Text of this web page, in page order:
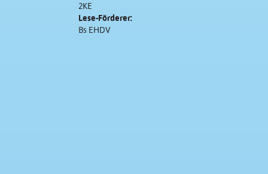
2KE
Lese-Förderer:
Bs EHDV